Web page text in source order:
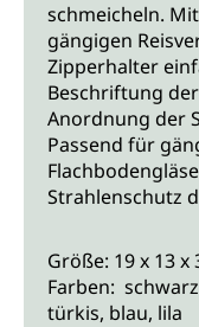
schmeicheln.
gängigen
Zipperhalter
Beschriftung
Anordnung der
Passend für
Strahlenschutz
Größe: 19 x 13 x
Farben:
türkis, blau, lila